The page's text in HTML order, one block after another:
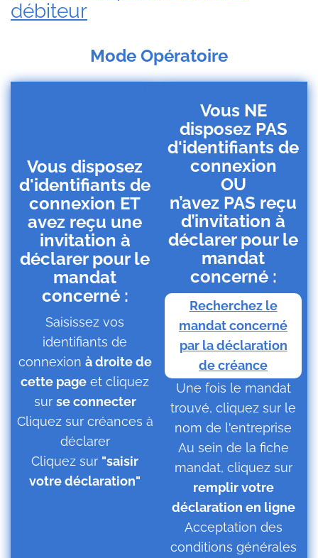
débiteur
Mode Opératoire
Vous disposez
d'identifiants de
connexion ET
avez reçu une
invitation à
déclarer pour le
mandat
concerné :
Saisissez vos
identifiants de
connexion à droite de
cette page et cliquez
sur se connecter
Cliquez sur créances à
déclarer
Cliquez sur "saisir
votre déclaration"
Vous NE
disposez PAS
d'identifiants de
connexion
OU
n’avez PAS reçu
d’invitation à
déclarer pour le
mandat
concerné :
Recherchez le
mandat concerné
par la déclaration
de créance
Une fois le mandat
trouvé, cliquez sur le
nom de l'entreprise
Au sein de la fiche
mandat, cliquez sur
remplir votre
déclaration en ligne
Acceptation des
conditions générales